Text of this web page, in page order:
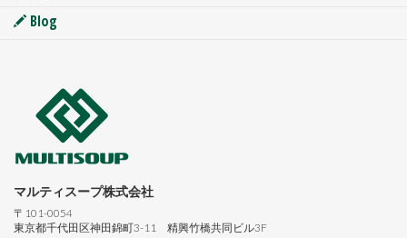
Blog
マルティスープ株式会社
〒101-0054
東京都千代田区神田錦町3-11 精興竹橋共同ビル3F